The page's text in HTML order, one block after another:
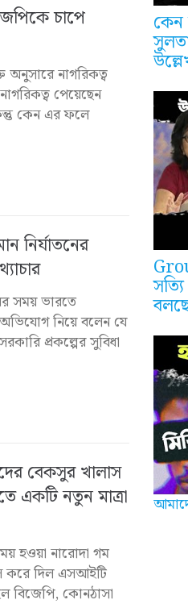
চাপে
অনুসারে নাগরিকত্ব
পেয়েছেন
কেন এর ফলে
নির্যাতনের
সময় ভারতে
নিয়ে বলেন যে
প্রকল্পের সুবিধা
বেকসুর খালাস
একটি নতুন মাত্রা
হওয়া নারোদা গম
করে দিল এসআইটি
বিজেপি, কোনঠাসা
কেন